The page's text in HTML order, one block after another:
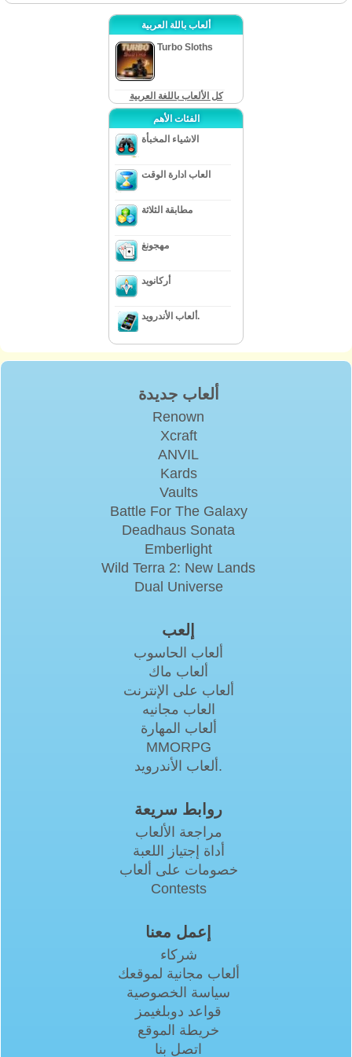
ألعاب باللة العربية
Turbo Sloths
كل الألعاب باللغة العربية
الفئات الأهم
الاشياء المخبأة
العاب ادارة الوقت
مطابقة الثلاثة
مهجونغ
أركانويد
ألعاب الأندرويد.
ألعاب جديدة
Renown
Xcraft
ANVIL
Kards
Vaults
Battle For The Galaxy
Deadhaus Sonata
Emberlight
Wild Terra 2: New Lands
Dual Universe
إلعب
ألعاب الحاسوب
ألعاب ماك
ألعاب على الإنترنت
العاب مجانيه
ألعاب المهارة
MMORPG
ألعاب الأندرويد.
روابط سريعة
مراجعة الألعاب
أداة إجتياز اللعبة
خصومات على ألعاب
Contests
إعمل معنا
شركاء
ألعاب مجانية لموقعك
سياسة الخصوصية
قواعد دوبلغيمز
خريطة الموقع
اتصل بنا